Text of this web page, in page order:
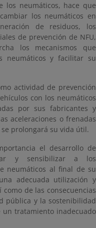
los neumáticos, hace que
los neumáticos en
de residuos, los
de prevención de NFU,
los mecanismos que
y facilitar su
actividad de prevención
con los neumáticos
por sus fabricantes y
aceleraciones o frenadas
prolongará su vida útil.
el desarrollo de
y sensibilizar a los
neumáticos al final de su
adecuada utilización y
de las consecuencias
pública y la sostenibilidad
tratamiento inadecuado